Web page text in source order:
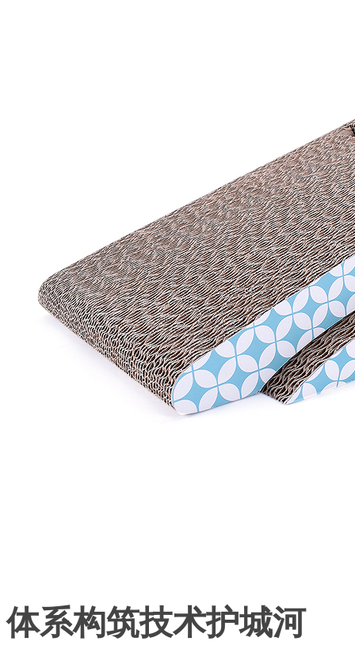
体系构筑技术护城河